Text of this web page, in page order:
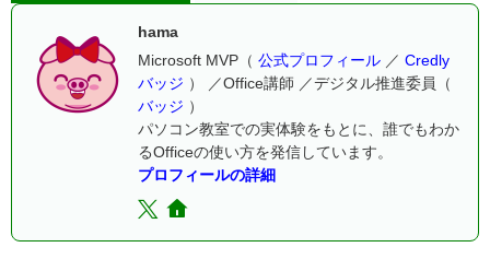
hama
Microsoft MVP（ 公式プロフィール ／ Credly
バッジ ） ／Office講師 ／デジタル推進委員（
バッジ ）
パソコン教室での実体験をもとに、誰でもわか
るOfficeの使い方を発信しています。
プロフィールの詳細